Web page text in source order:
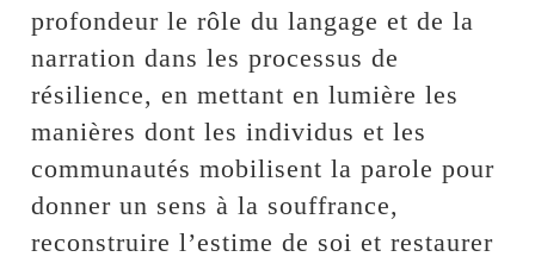
profondeur le rôle du langage et de la
narration dans les processus de
résilience, en mettant en lumière les
manières dont les individus et les
communautés mobilisent la parole pour
donner un sens à la souffrance,
reconstruire l’estime de soi et restaurer